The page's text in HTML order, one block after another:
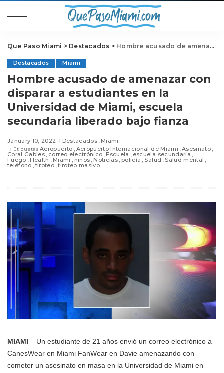
Que Paso Miami > Destacados > Hombre acusado de amenazar con disparar a estudiantes en la Universidad de Miami, escuela secundaria liberado bajo fianza
Destacados Miami
Hombre acusado de amenazar con
disparar a estudiantes en la
Universidad de Miami, escuela
secundaria liberado bajo fianza
January 10, 2022 Destacados Miami
Etiquetas Aeropuerto Aeropuerto Internacional de Miami Asesinato
Coral Gables correo electrónico Escuela escuela secundaria
Fuego Health Miami niños Noticias policía Salud Salud mental
teléfono tiroteo tiroteo masivo
MIAMI – Un estudiante de 21 años envió un correo electrónico a
CanesWear en Miami FanWear en Davie amenazando con
cometer un asesinato en masa en la Universidad de Miami en